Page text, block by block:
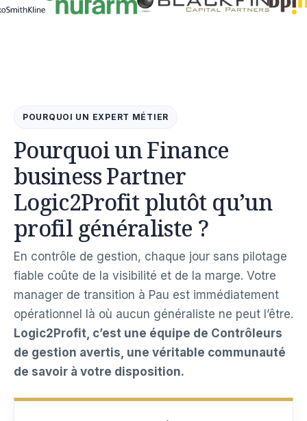
POURQUOI UN EXPERT MÉTIER
Pourquoi un Finance
business Partner
Logic2Profit plutôt qu’un
profil généraliste ?
En contrôle de gestion, chaque jour sans pilotage
fiable coûte de la visibilité et de la marge. Votre
manager de transition à Pau est immédiatement
opérationnel là où aucun généraliste ne peut l’être.
Logic2Profit, c’est une équipe de Contrôleurs
de gestion avertis, une véritable communauté
de savoir à votre disposition.